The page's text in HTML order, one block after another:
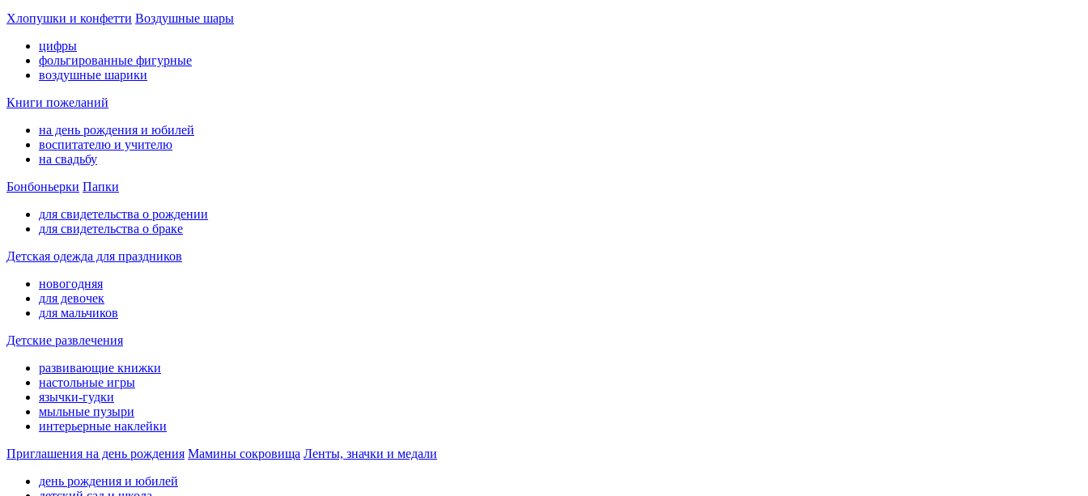
Хлопушки и конфетти Воздушные шары
цифры
фольгированные фигурные
воздушные шарики
Книги пожеланий
на день рождения и юбилей
воспитателю и учителю
на свадьбу
Бонбоньерки Папки
для свидетельства о рождении
для свидетельства о браке
Детская одежда для праздников
новогодняя
для девочек
для мальчиков
Детские развлечения
развивающие книжки
настольные игры
язычки-гудки
мыльные пузыри
интерьерные наклейки
Приглашения на день рождения Мамины сокровища Ленты, значки и медали
день рождения и юбилей